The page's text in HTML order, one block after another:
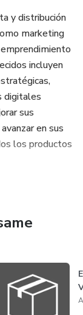
y distribución
marketing
incluyen
digitales
sus
en sus
los productos